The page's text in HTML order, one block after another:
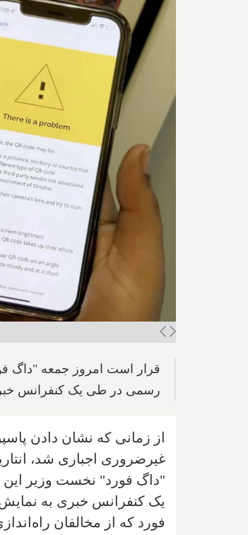
قرار است امروز جمعه "داگ
رسمی در طی یک کنفرانس
از زمانی که نشان دادن
غیرضروری اجباری شد،
"داگ فورد" نخست وزیر
یک کنفرانس خبری به نمایش
فورد که از مخالفان